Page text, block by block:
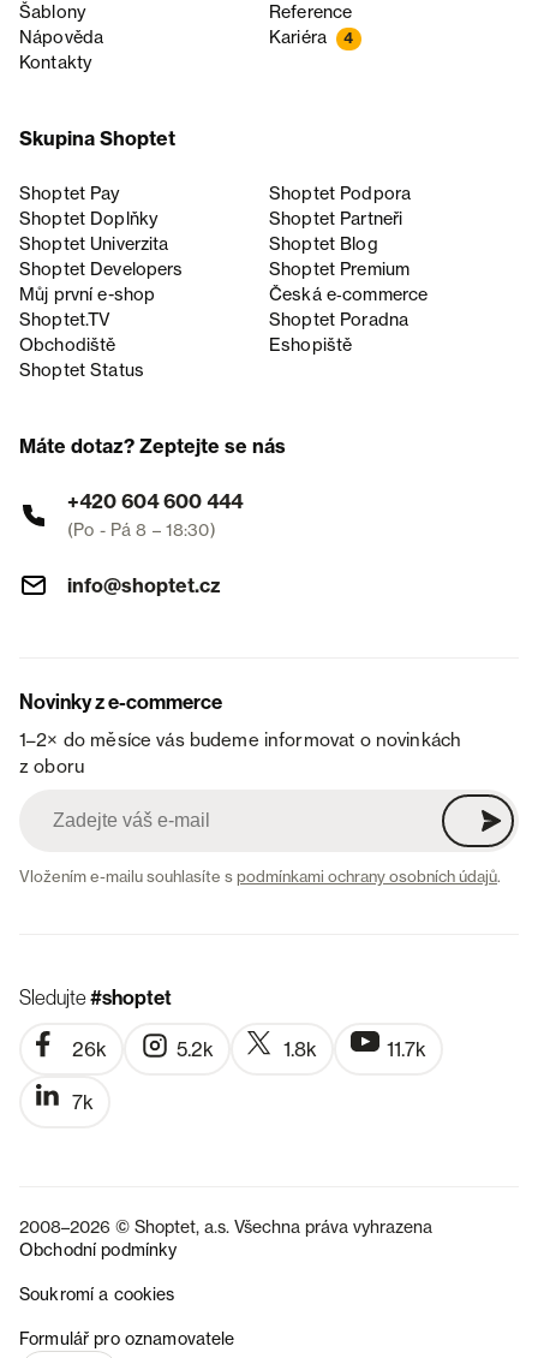
Šablony
Reference
Nápověda
Kariéra 4
Kontakty
Skupina Shoptet
Shoptet Pay
Shoptet Podpora
Shoptet Doplňky
Shoptet Partneři
Shoptet Univerzita
Shoptet Blog
Shoptet Developers
Shoptet Premium
Můj první e-shop
Česká e‑commerce
Shoptet.TV
Shoptet Poradna
Obchodiště
Eshopiště
Shoptet Status
Máte dotaz? Zeptejte se nás
+420 604 600 444
(Po - Pá 8 – 18:30)
info@shoptet.cz
Novinky z e-commerce
1–2× do měsíce vás budeme informovat o novinkách
z oboru
Vložením e-mailu souhlasíte spodmínkami ochrany osobních údajů.
Sledujte#shoptet
26k 5.2k 1.8k 11.7k
7k
2008–2026 © Shoptet, a.s. Všechna práva vyhrazena
Obchodní podmínky
Soukromí a cookies
Formulář pro oznamovatele